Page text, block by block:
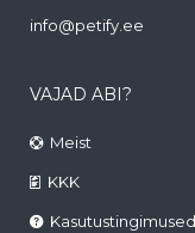
info@petify.ee
VAJAD ABI?
Meist
KKK
Kasutustingimused